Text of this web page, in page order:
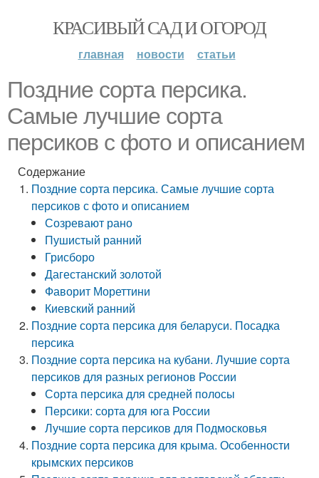
КРАСИВЫЙ САД И ОГОРОД
главная новости статьи
Поздние сорта персика.
Самые лучшие сорта
персиков с фото и описанием
Содержание
Поздние сорта персика. Самые лучшие сорта
персиков с фото и описанием
Созревают рано
Пушистый ранний
Грисборо
Дагестанский золотой
Фаворит Мореттини
Киевский ранний
Поздние сорта персика для беларуси. Посадка
персика
Поздние сорта персика на кубани. Лучшие сорта
персиков для разных регионов России
Сорта персика для средней полосы
Персики: сорта для юга России
Лучшие сорта персиков для Подмосковья
Поздние сорта персика для крыма. Особенности
крымских персиков